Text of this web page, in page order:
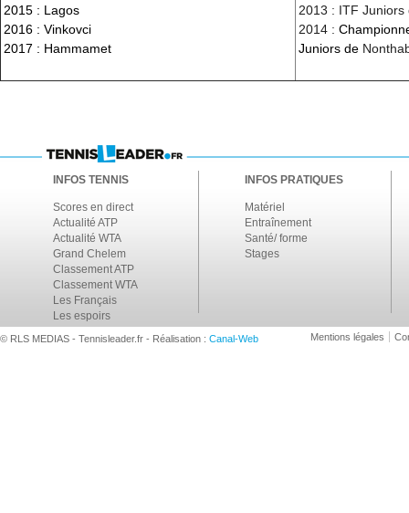
2015 : Lagos
2016 : Vinkovci
2017 : Hammamet
2013 : ITF Juniors
2014 :
Juniors de
INFOS TENNIS
Scores en direct
Actualité ATP
Actualité WTA
Grand Chelem
Classement ATP
Classement WTA
Les Français
Les espoirs
INFOS PRATIQUES
Matériel
Entraînement
Santé/ forme
Stages
© RLS MEDIAS - Tennisleader.fr - Réalisation : Canal-Web Mentions légales